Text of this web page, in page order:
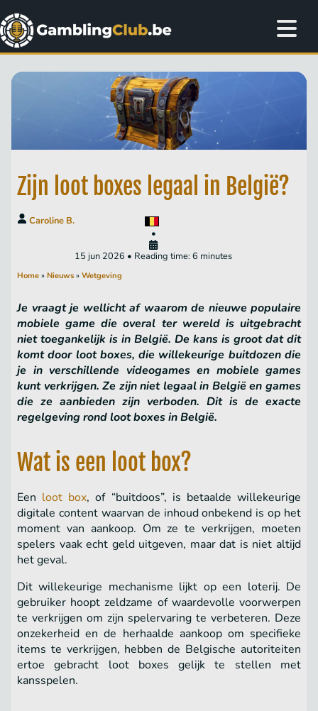
Zijn loot boxes legaal in België?
Caroline B.
•
15 jun 2026 • Reading time: 6 minutes
Home » Nieuws » Wetgeving
Je vraagt je wellicht af waarom de nieuwe populaire
mobiele game die overal ter wereld is uitgebracht
niet toegankelijk is in België. De kans is groot dat dit
komt door loot boxes, die willekeurige buitdozen die
je in verschillende videogames en mobiele games
kunt verkrijgen. Ze zijn niet legaal in België en games
die ze aanbieden zijn verboden. Dit is de exacte
regelgeving rond loot boxes in België.
Wat is een loot box?
Een loot box, of “buitdoos”, is betaalde willekeurige
digitale content waarvan de inhoud onbekend is op het
moment van aankoop. Om ze te verkrijgen, moeten
spelers vaak echt geld uitgeven, maar dat is niet altijd
het geval.
Dit willekeurige mechanisme lijkt op een loterij. De
gebruiker hoopt zeldzame of waardevolle voorwerpen
te verkrijgen om zijn spelervaring te verbeteren. Deze
onzekerheid en de herhaalde aankoop om specifieke
items te verkrijgen, hebben de Belgische autoriteiten
ertoe gebracht loot boxes gelijk te stellen met
kansspelen.